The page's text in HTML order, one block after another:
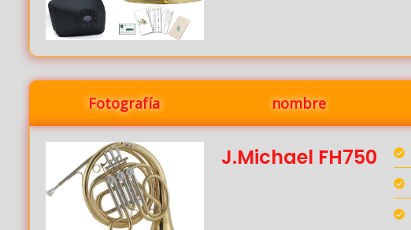
Fotografía nombre
J.Michael FH750